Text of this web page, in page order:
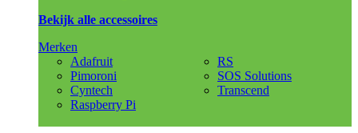
Bekijk alle accessoires
Merken
Adafruit
Pimoroni
Cyntech
Raspberry Pi
RS
SOS Solutions
Transcend